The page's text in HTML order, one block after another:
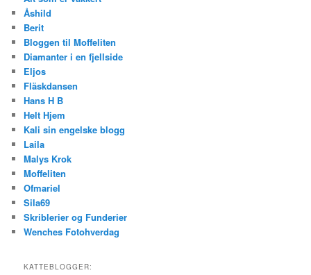
Åshild
Berit
Bloggen til Moffeliten
Diamanter i en fjellside
Eljos
Fläskdansen
Hans H B
Helt Hjem
Kali sin engelske blogg
Laila
Malys Krok
Moffeliten
Ofmariel
Sila69
Skriblerier og Funderier
Wenches Fotohverdag
KATTEBLOGGER: